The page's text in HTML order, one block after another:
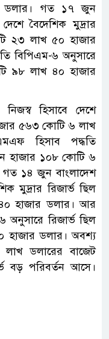
ডলার। গত ১৭ জুন
বৈদেশিক মুদ্রার
২৩ লাখ ৫০ হাজার
বিপিএম-৬ অনুসারে
৯৮ লাখ ৪০ হাজার
হিসাবে দেশে
৫৬৩ কোটি ৬ লাখ
হিসাব পদ্ধতি
হাজার ১০৮ কোটি ৬
১৪ জুন বাংলাদেশ
মুদ্রার রিজার্ভ ছিল
হাজার ডলার। আর
রিজার্ভ ছিল
হাজার ডলার। অবশ্য
ডলারের বাজেট
বড় পরিবর্তন আসে।